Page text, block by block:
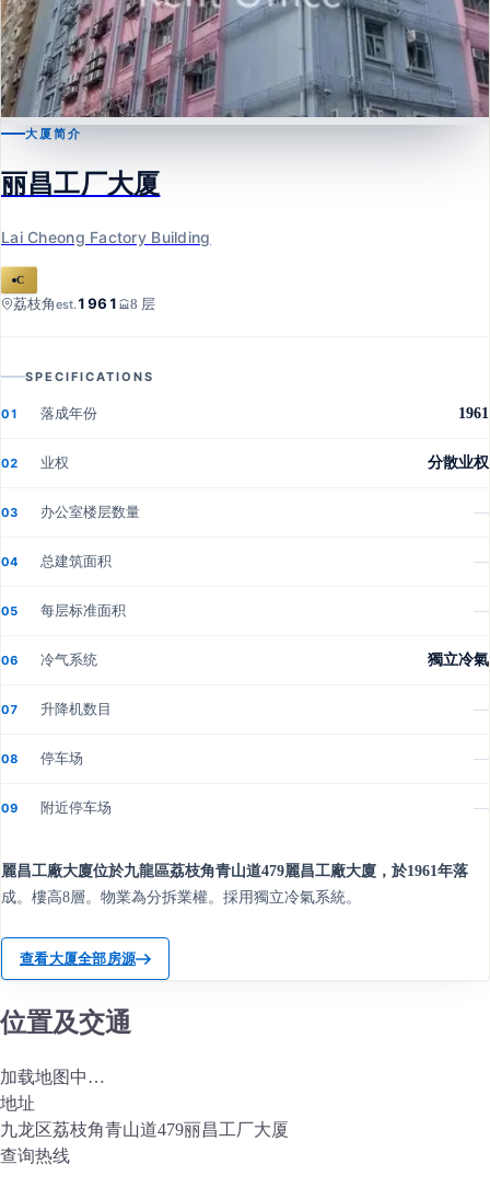
丽昌工厂大厦
Lai Cheong Factory Building
大厦简介
丽昌工厂大厦
Lai Cheong Factory Building
C
荔枝角est.1961 8 层
SPECIFICATIONS
01 落成年份 1961
02 业权 分散业权
03 办公室楼层数量 —
04 总建筑面积 —
05 每层标准面积 —
06 冷气系统 獨立冷氣
07 升降机数目 —
08 停车场 —
09 附近停车场 —
麗昌工廠大廈位於九龍區荔枝角青山道479麗昌工廠大廈，於1961年落
成。樓高8層。物業為分拆業權。採用獨立冷氣系統。
查看大厦全部房源
位置及交通
加载地图中…
地址
九龙区荔枝角青山道479丽昌工厂大厦
查询热线